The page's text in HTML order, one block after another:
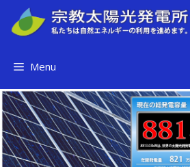
へ
ス
キ
ッ
プ
Menu